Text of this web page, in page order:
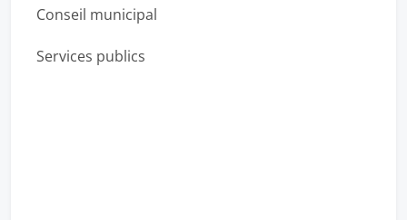
Conseil municipal
Services publics